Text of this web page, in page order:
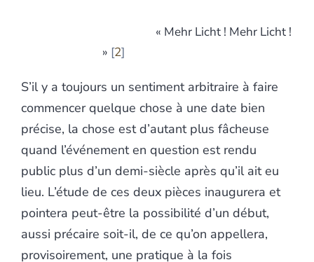
« Mehr Licht ! Mehr Licht !
» 2
S’il y a toujours un sentiment arbitraire à faire
commencer quelque chose à une date bien
précise, la chose est d’autant plus fâcheuse
quand l’événement en question est rendu
public plus d’un demi-siècle après qu’il ait eu
lieu. L’étude de ces deux pièces inaugurera et
pointera peut-être la possibilité d’un début,
aussi précaire soit-il, de ce qu’on appellera,
provisoirement, une pratique à la fois